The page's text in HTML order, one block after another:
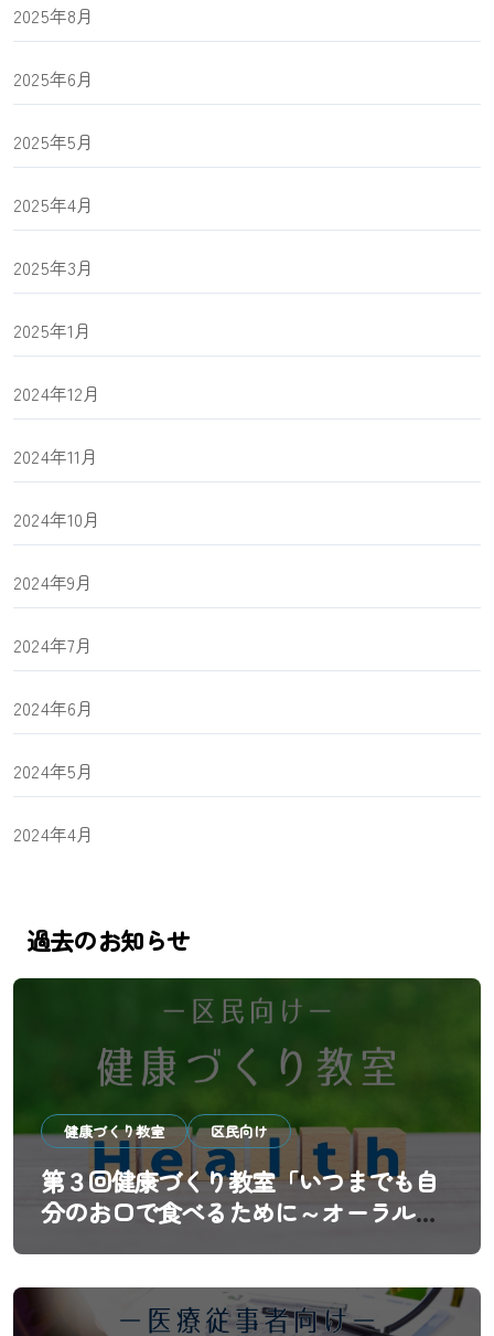
2025年8月
2025年6月
2025年5月
2025年4月
2025年3月
2025年1月
2024年12月
2024年11月
2024年10月
2024年9月
2024年7月
2024年6月
2024年5月
2024年4月
過去のお知らせ
健康づくり教室 区民向け
第３回健康づくり教室「いつまでも自
分のお口で食べるために～オーラルフ